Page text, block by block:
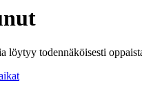
löytyy todennäköisesti